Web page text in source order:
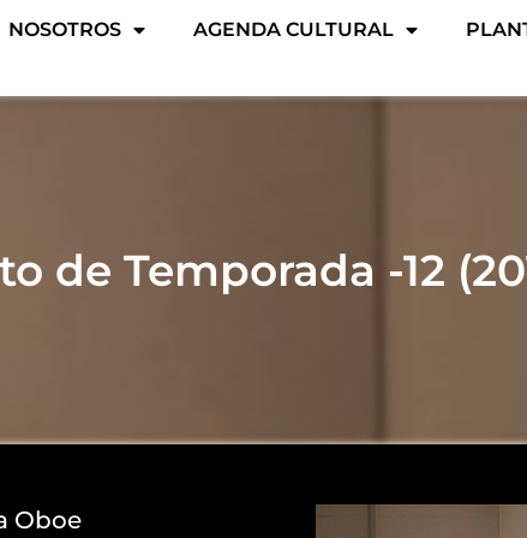
NOSOTROS AGENDA CULTURAL
de Temporada -12
Oboe